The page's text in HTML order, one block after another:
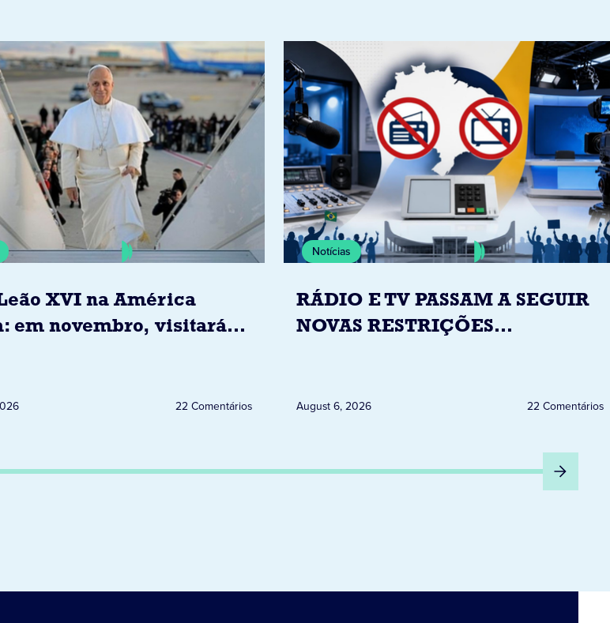
XVI na América
em novembro, visitará
22 Comentários
Notícias
RÁDIO E TV PASSAM A SEGUIR
NOVAS RESTRIÇÕES
August 6, 2026 22 Comentários